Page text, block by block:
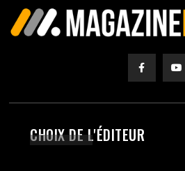
CHOIX DE L'ÉDITEUR